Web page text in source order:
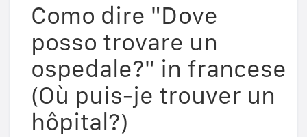
Como dire "Dove
posso trovare un
ospedale?" in francese
(Où puis-je trouver un
hôpital?)